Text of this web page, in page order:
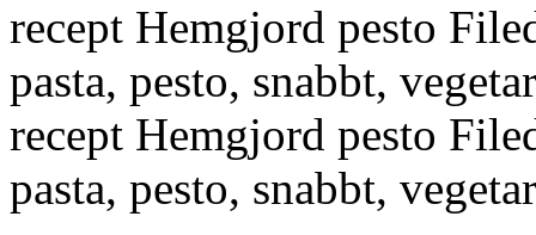
recept Hemgjord pesto
pasta, pesto, snabbt,
recept Hemgjord pesto
pasta, pesto, snabbt,